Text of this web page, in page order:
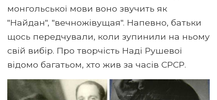
монгольської мови воно звучить як
"Найдан", "вечножівущая". Напевно, батьки
щось передчували, коли зупинили на ньому
свій вибір. Про творчість Наді Рушевої
відомо багатьом, хто жив за часів СРСР.